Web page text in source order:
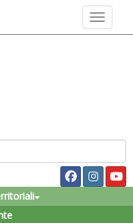
Toggle